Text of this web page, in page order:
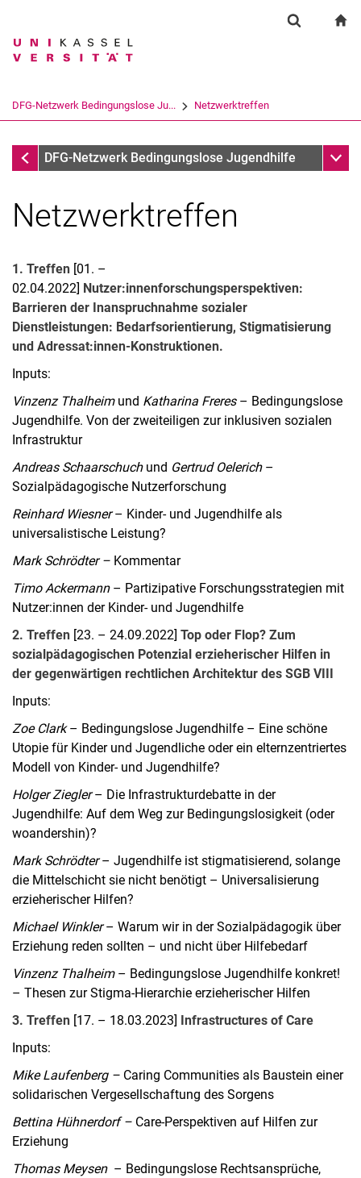
Springe direkt zu: Inhalt
Springe direkt zu: Suche
Springe direkt zu:
Suchbegriff
Suchen (öffnet externen Link in einem
DFG-Netzwerk Bedingungslose Ju... Netzwerktreffen
DFG-Netzwerk Bedingungslose Jugendhilfe
DFG-Netzwerk Bedingungslose Jugendhilfe
Netzwerktreffen
1. Treffen [01. –
02.04.2022] Nutzer:innenforschungsperspektiven:
Barrieren der Inanspruchnahme sozialer
Dienstleistungen: Bedarfsorientierung, Stigmatisierung
und Adressat:innen-Konstruktionen.
Inputs:
Vinzenz Thalheimund Katharina Freres– Bedingungslose
Jugendhilfe. Von der zweiteiligen zur inklusiven sozialen
Infrastruktur
Andreas Schaarschuchund Gertrud Oelerich–
Sozialpädagogische Nutzerforschung
Reinhard Wiesner– Kinder- und Jugendhilfe als
universalistische Leistung?
Mark Schrödter – Kommentar
Timo Ackermann– Partizipative Forschungsstrategien mit
Nutzer:innen der Kinder- und Jugendhilfe
2. Treffen [23. – 24.09.2022] Top oder Flop? Zum
sozialpädagogischen Potenzial erzieherischer Hilfen in
der gegenwärtigen rechtlichen Architektur des SGB VIII
Inputs:
Zoe Clark– Bedingungslose Jugendhilfe – Eine schöne
Utopie für Kinder und Jugendliche oder ein elternzentriertes
Modell von Kinder- und Jugendhilfe?
Holger Ziegler– Die Infrastrukturdebatte in der
Jugendhilfe: Auf dem Weg zur Bedingungslosigkeit (oder
woandershin)?
Mark Schrödter– Jugendhilfe ist stigmatisierend, solange
die Mittelschicht sie nicht benötigt – Universalisierung
erzieherischer Hilfen?
Michael Winkler– Warum wir in der Sozialpädagogik über
Erziehung reden sollten – und nicht über Hilfebedarf
Vinzenz Thalheim– Bedingungslose Jugendhilfe konkret!
– Thesen zur Stigma-Hierarchie erzieherischer Hilfen
3. Treffen [17. – 18.03.2023] Infrastructures of Care
Inputs:
Mike Laufenberg – Caring Communities als Baustein einer
solidarischen Vergesellschaftung des Sorgens
Bettina Hühnerdorf – Care-Perspektiven auf Hilfen zur
Erziehung
Thomas Meysen– Bedingungslose Rechtsansprüche,